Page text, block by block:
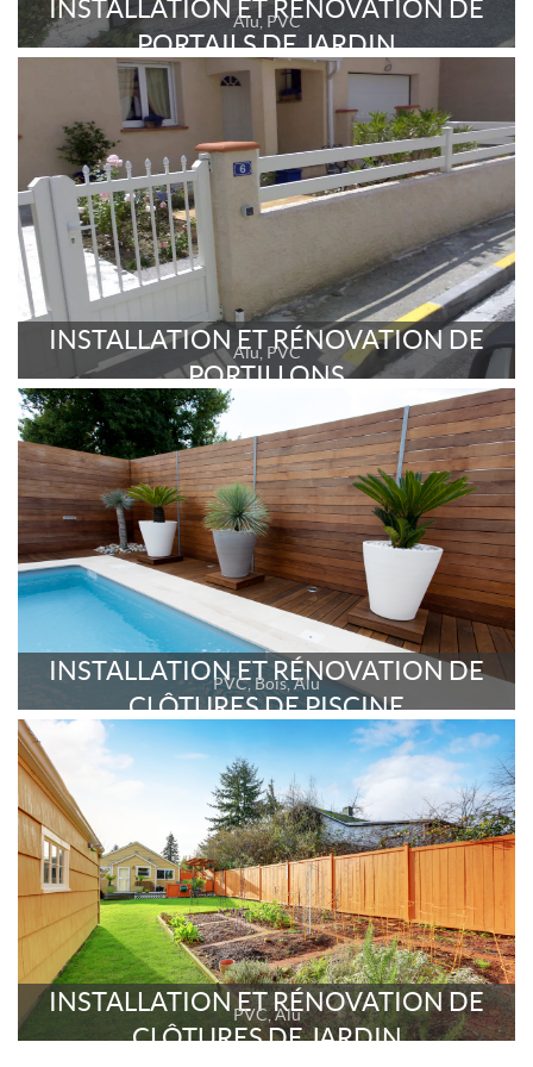
INSTALLATION ET RÉNOVATION DE
PORTAILS DE JARDIN
Alu, PVC
INSTALLATION ET RÉNOVATION DE
PORTILLONS
Alu, PVC
INSTALLATION ET RÉNOVATION DE
CLÔTURES DE PISCINE
PVC, Bois, Alu
INSTALLATION ET RÉNOVATION DE
CLÔTURES DE JARDIN
PVC, Alu